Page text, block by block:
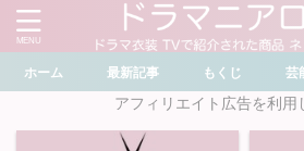
＼ ドラマ・芸能人を検索 ／
ホーム 最新記事 もくじ 芸
アフィリエイト広告を利用